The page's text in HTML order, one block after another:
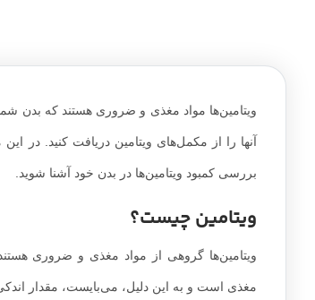
ویتامین‌ها مواد مغذی و ضروری هستند که بدن شما
آنها را از مکمل‌های ویتامین دریافت کنید. در
بررسی کمبود ویتامین‌ها در بدن خود آشنا شوید.
ویتامین چیست؟
ویتامین‌ها گروهی از مواد مغذی و ضروری
مغذی است و به این دلیل، می‌بایست، مقدار